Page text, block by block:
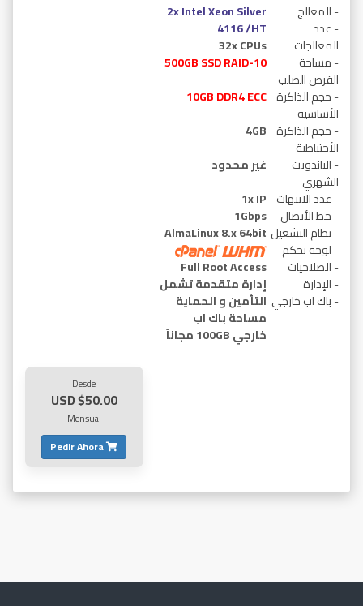
2x Intel Xeon Silver
4116 /HT
- المعالج
32x CPUs
- عدد
المعالجات
500GB SSD RAID-10
- مساحة
القرص الصلب
10GB DDR4 ECC - حجم الذاكرة
الأساسيه
4GB - حجم الذاكرة
الأحتياطية
غير محدود
- الباندويث
الشهري
1x IP - عدد الايبهات
1Gbps
- خط الأتصال
AlmaLinux 8.x 64bit - نظام التشغيل
- لوحة تحكم
Full Root Access
- الصلاحيات
إدارة متقدمة تشمل
التأمين و الحماية
- الإدارة
مساحة باك اب
خارجي 100GB مجاناً
- باك اب خارجي
Desde
$50.00 USD
Mensual
Pedir Ahora